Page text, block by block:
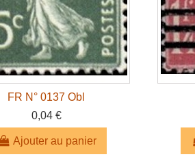
FR N° 0137 Obl
0,04 €
Ajouter au panier